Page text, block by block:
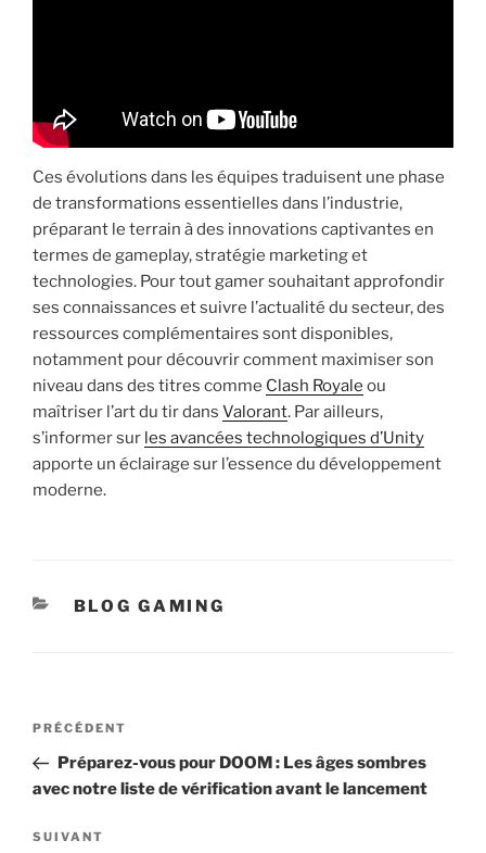
Ces évolutions dans les équipes traduisent une phase
de transformations essentielles dans l’industrie,
préparant le terrain à des innovations captivantes en
termes de gameplay, stratégie marketing et
technologies. Pour tout gamer souhaitant approfondir
ses connaissances et suivre l’actualité du secteur, des
ressources complémentaires sont disponibles,
notamment pour découvrir comment maximiser son
niveau dans des titres comme Clash Royale ou
maîtriser l’art du tir dans Valorant. Par ailleurs,
s’informer sur les avancées technologiques d’Unity
apporte un éclairage sur l’essence du développement
moderne.
CATÉGORIES
BLOG GAMING
Navigation
l’article
Article
précédent
PRÉCÉDENT
Préparez-vous pour DOOM : Les âges sombres
avec notre liste de vérification avant le lancement
Article
SUIVANT